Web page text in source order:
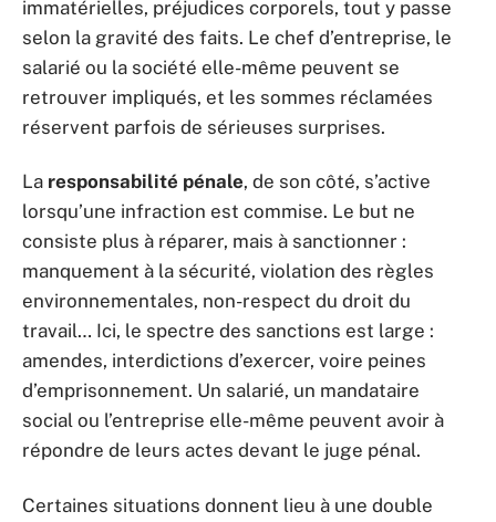
immatérielles, préjudices corporels, tout y passe
selon la gravité des faits. Le chef d’entreprise, le
salarié ou la société elle-même peuvent se
retrouver impliqués, et les sommes réclamées
réservent parfois de sérieuses surprises.
La responsabilité pénale, de son côté, s’active
lorsqu’une infraction est commise. Le but ne
consiste plus à réparer, mais à sanctionner :
manquement à la sécurité, violation des règles
environnementales, non-respect du droit du
travail… Ici, le spectre des sanctions est large :
amendes, interdictions d’exercer, voire peines
d’emprisonnement. Un salarié, un mandataire
social ou l’entreprise elle-même peuvent avoir à
répondre de leurs actes devant le juge pénal.
Certaines situations donnent lieu à une double